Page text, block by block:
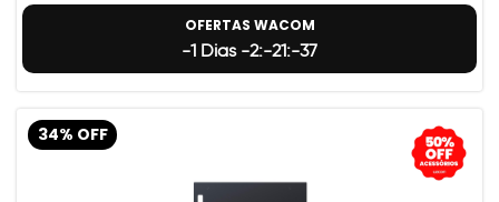
OFERTAS WACOM
-1 Dias -2:-21:-38
34% OFF